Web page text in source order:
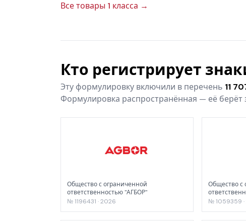
Все товары 1 класса →
Кто регистрирует
Эту формулировку включили в перечень 11
Формулировка распространённая — её берёт
Общество с ограниченной
ответственностью "АГБОР"
№ 1196431 · 2026
Общество с
КОМБИНАТ
№ 1059359